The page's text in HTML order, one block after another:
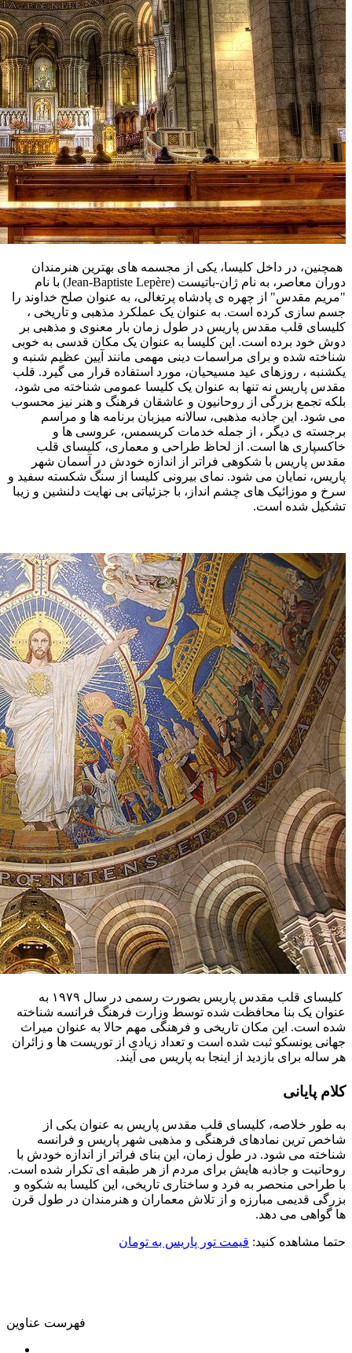
همچنین، در داخل کلیسا، یکی از مجسمه‌ های بهترین هنرمندان
دوران معاصر، به نام ژان-باتیست (Jean-Baptiste Lepère) با نام
"مریم مقدس" از چهره ی پادشاه پرتغالی، به عنوان صلح خداوند را
جسم‌ سازی کرده است. به عنوان یک عملکرد مذهبی و تاریخی ،
کلیسای قلب مقدس پاریس در طول زمان بار معنوی و مذهبی بر
دوش خود برده است. این کلیسا به عنوان یک مکان قدسی به خوبی
شناخته شده و برای مراسمات دینی مهمی مانند آیین عظیم شنبه و
یکشنبه ، روزهای عید مسیحیان، مورد استفاده قرار می‌ گیرد. قلب
مقدس پاریس نه تنها به عنوان یک کلیسا عمومی شناخته می‌ شود،
بلکه تجمع بزرگی از روحانیون و عاشقان فرهنگ و هنر نیز محسوب
می‌ شود. این جاذبه مذهبی، سالانه میزبان برنامه‌ ها و مراسم
برجسته‌ ی دیگر ، از جمله خدمات کریسمس، عروسی‌ ها و
خاکسپاری‌ ها است. از لحاظ طراحی و معماری، کلیسای قلب
مقدس پاریس با شکوهی فراتر از اندازه خودش در آسمان شهر
پاریس، نمایان می‌ شود. نمای بیرونی کلیسا از سنگ شکسته سفید و
سرخ و موزائیک‌ های چشم انداز، با جزئیاتی بی‌ نهایت دلنشین و زیبا
تشکیل شده است.
کلیسای قلب مقدس پاریس بصورت رسمی در سال ۱۹۷۹ به
عنوان یک بنا محافظت شده توسط وزارت فرهنگ فرانسه شناخته
شده است. این مکان تاریخی و فرهنگی مهم حالا به عنوان میراث
جهانی یونسکو ثبت شده است و تعداد زیادی از توریست‌ ها و زائران
هر ساله برای بازدید از اینجا به پاریس می‌ آیند.
کلام پایانی
به طور خلاصه، کلیسای قلب مقدس پاریس به عنوان یکی از
شاخص‌ ترین نمادهای فرهنگی و مذهبی شهر پاریس و فرانسه
شناخته می‌ شود. در طول زمان، این بنای فراتر از اندازه خودش با
روحانیت و جاذبه هایش برای مردم از هر طبقه‌ ای تکرار شده است.
با طراحی منحصر به فرد و ساختاری تاریخی، این کلیسا به شکوه و
بزرگی قدیمی مبارزه و از تلاش معماران و هنرمندان در طول قرن
ها گواهی می‌ دهد.
حتما مشاهده کنید: قیمت تور پاریس به تومان
فهرست عناوین